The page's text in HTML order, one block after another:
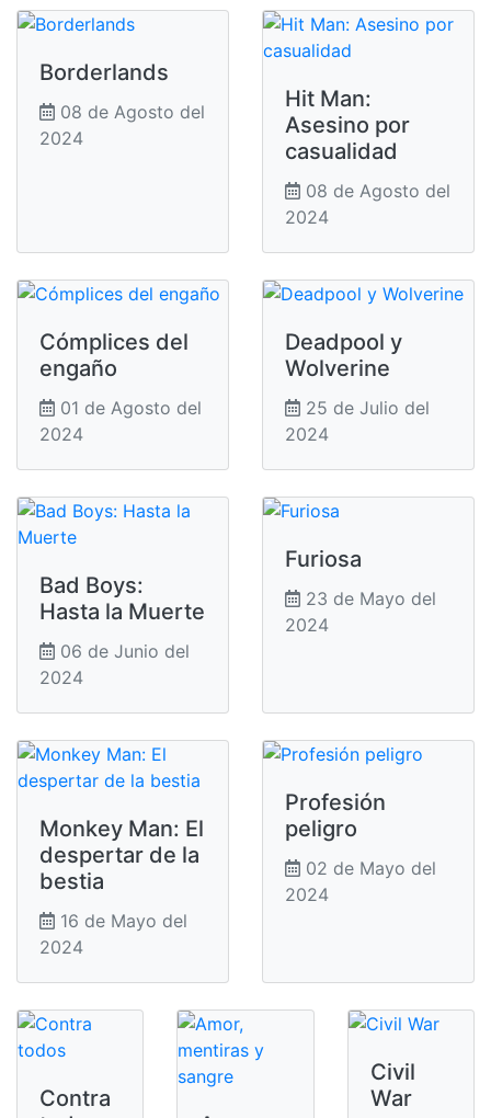
Borderlands
08 de Agosto del
2024
Hit Man:
Asesino por
casualidad
08 de Agosto del
2024
Cómplices del
engaño
01 de Agosto del
2024
Deadpool y
Wolverine
25 de Julio del
2024
Bad Boys:
Hasta la Muerte
06 de Junio del
2024
Furiosa
23 de Mayo del
2024
Monkey Man: El
despertar de la
bestia
16 de Mayo del
2024
Profesión
peligro
02 de Mayo del
2024
Contra
Civil
War